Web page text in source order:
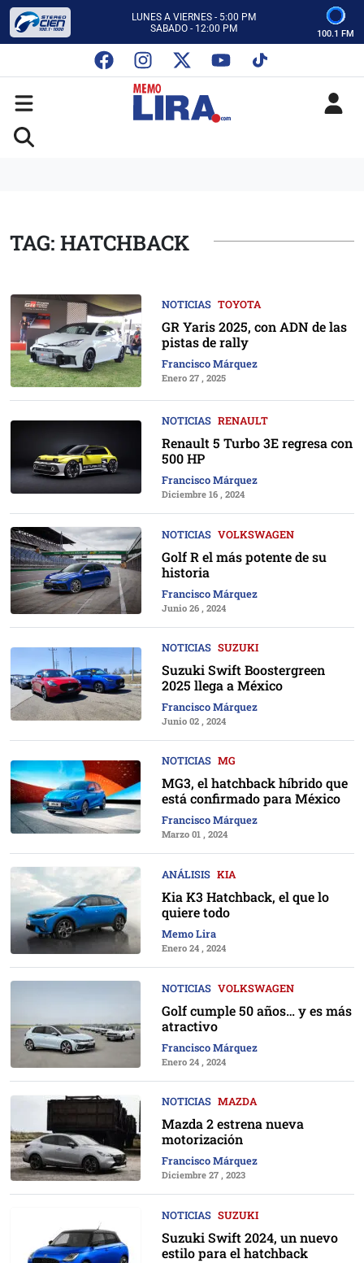
LUNES A VIERNES - 5:00 PM
SABADO - 12:00 PM
CON MEMO LIRA Y SU EQUIPO
LUNES A VIERNES - 5:00 PM
SABADO - 12:00 PM
100.1 FM
TAG: HATCHBACK
NOTICIAS TOYOTA
GR Yaris 2025, con ADN de las
pistas de rally
Francisco Márquez
Enero 27 , 2025
NOTICIAS RENAULT
Renault 5 Turbo 3E regresa con
500 HP
Francisco Márquez
Diciembre 16 , 2024
NOTICIAS VOLKSWAGEN
Golf R el más potente de su
historia
Francisco Márquez
Junio 26 , 2024
NOTICIAS SUZUKI
Suzuki Swift Boostergreen
2025 llega a México
Francisco Márquez
Junio 02 , 2024
NOTICIAS MG
MG3, el hatchback híbrido que
está confirmado para México
Francisco Márquez
Marzo 01 , 2024
ANÁLISIS KIA
Kia K3 Hatchback, el que lo
quiere todo
Memo Lira
Enero 24 , 2024
NOTICIAS VOLKSWAGEN
Golf cumple 50 años… y es más
atractivo
Francisco Márquez
Enero 24 , 2024
NOTICIAS MAZDA
Mazda 2 estrena nueva
motorización
Francisco Márquez
Diciembre 27 , 2023
NOTICIAS SUZUKI
Suzuki Swift 2024, un nuevo
estilo para el hatchback